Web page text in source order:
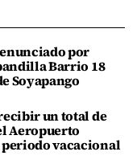
por
Barrio 18
Soyapango
un total de
Aeropuerto
vacacional